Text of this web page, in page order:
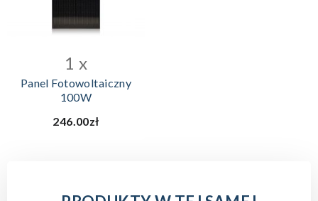
1 x
Panel Fotowoltaiczny
100W
246.00zł